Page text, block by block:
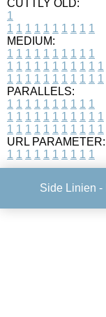
CUTTLY OLD:
1
1 1 1 1 1 1 1 1 1 1
MEDIUM:
1 1 1 1 1 1 1 1 1 1
1 1 1 1 1 1 1 1 1 1 1
1 1 1 1 1 1 1 1 1 1 1
PARALLELS:
1 1 1 1 1 1 1 1 1 1
1 1 1 1 1 1 1 1 1 1 1
1 1 1 1 1 1 1 1 1 1 1
URL PARAMETER:
1 1 1 1 1 1 1 1 1 1
Side Linien -